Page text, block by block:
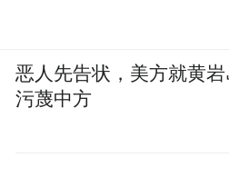
恶人先告状，美方就黄岩
污蔑中方